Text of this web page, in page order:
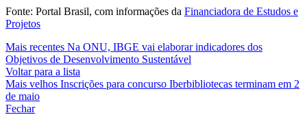
Fonte: Portal Brasil, com informações da Financiadora de Estudos e
Projetos
Mais recentes Na ONU, IBGE vai elaborar indicadores dos
Objetivos de Desenvolvimento Sustentável
Voltar para a lista
Mais velhos Inscrições para concurso Iberbibliotecas terminam em 2
de maio
Fechar